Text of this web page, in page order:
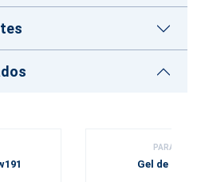
PARA
Gel de